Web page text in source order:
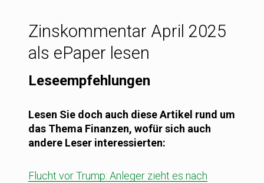
Zinskommentar April 2025
als ePaper lesen
Leseempfehlungen
Lesen Sie doch auch diese Artikel rund um
das Thema Finanzen, wofür sich auch
andere Leser interessierten:
Flucht vor Trump: Anleger zieht es nach